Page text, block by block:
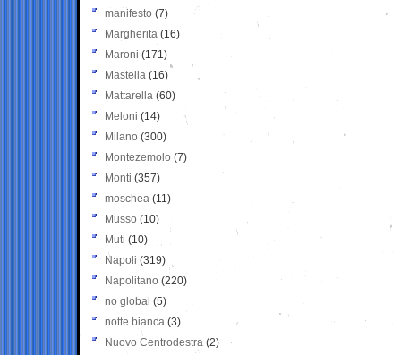
manifesto (7)
Margherita (16)
Maroni (171)
Mastella (16)
Mattarella (60)
Meloni (14)
Milano (300)
Montezemolo (7)
Monti (357)
moschea (11)
Musso (10)
Muti (10)
Napoli (319)
Napolitano (220)
no global (5)
notte bianca (3)
Nuovo Centrodestra (2)